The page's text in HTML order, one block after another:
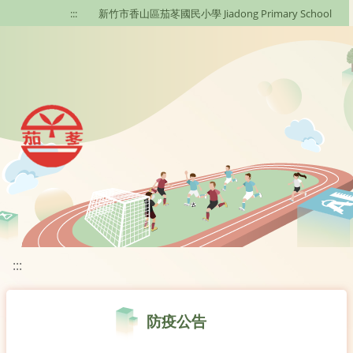
移至網頁之主要內容區位置
::: 新竹市香山區茄苳國民小學 Jiadong Primary School
:::
防疫公告